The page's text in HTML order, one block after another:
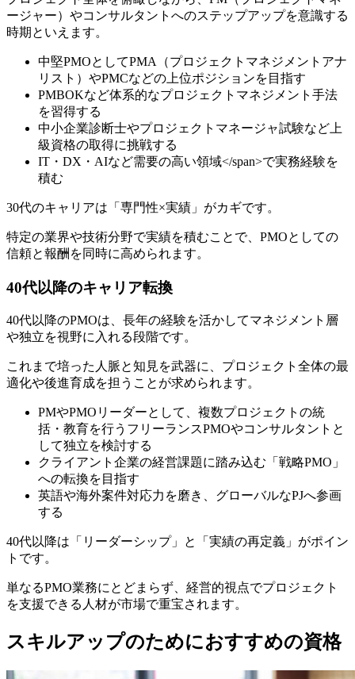
ージャー）やコンサルタントへのステップアップを意識する
時期といえます。
中堅PMOとしてPMA（プロジェクトマネジメントアナ
リスト）やPMCなどの上位ポジションを目指す
PMBOKなど体系的なプロジェクトマネジメント手法
を習得する
中小企業診断士やプロジェクトマネージャ試験など上
級資格の取得に挑戦する
IT・DX・AIなど需要の高い領域</span>で実務経験を
積む
30代のキャリアは「専門性×実績」がカギです。
特定の業界や技術分野で実績を積むことで、PMOとしての
信頼と報酬を同時に高められます。
40代以降のキャリア転換
40代以降のPMOは、長年の経験を活かしてマネジメント層
や独立を視野に入れる段階です。
これまで培った人脈と知見を武器に、プロジェクト全体の最
適化や後進育成を担うことが求められます。
PMやPMOリーダーとして、複数プロジェクトの統
括・教育を行うフリーランスPMOやコンサルタントと
して独立を検討する
クライアント企業の経営課題に踏み込む「戦略PMO」
への転換を目指す
英語や海外案件対応力を磨き、グローバルなPJへ参画
する
40代以降は「リーダーシップ」と「実績の再定義」がポイン
トです。
単なるPMO業務にとどまらず、経営的視点でプロジェクト
を支援できる人材が市場で重宝されます。
スキルアップのためにおすすめの資格